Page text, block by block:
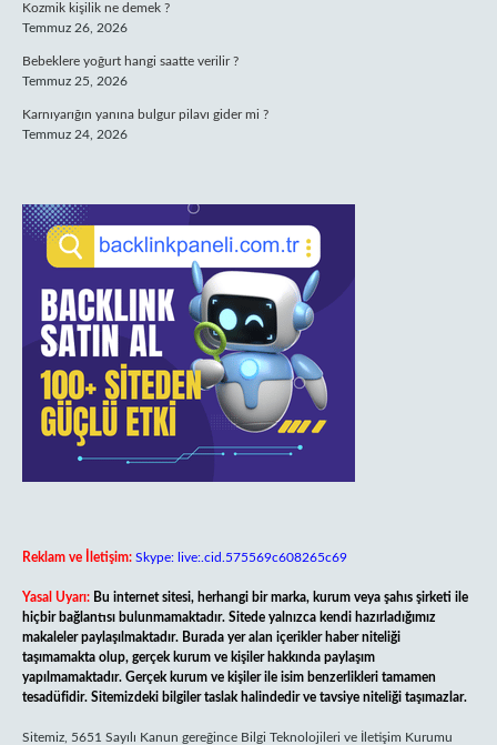
Kozmik kişilik ne demek ?
Temmuz 26, 2026
Bebeklere yoğurt hangi saatte verilir ?
Temmuz 25, 2026
Karnıyarığın yanına bulgur pilavı gider mi ?
Temmuz 24, 2026
Reklam ve İletişim: Skype: live:.cid.575569c608265c69
Yasal Uyarı: Bu internet sitesi, herhangi bir marka, kurum veya şahıs şirketi ile
hiçbir bağlantısı bulunmamaktadır. Sitede yalnızca kendi hazırladığımız
makaleler paylaşılmaktadır. Burada yer alan içerikler haber niteliği
taşımamakta olup, gerçek kurum ve kişiler hakkında paylaşım
yapılmamaktadır. Gerçek kurum ve kişiler ile isim benzerlikleri tamamen
tesadüfidir. Sitemizdeki bilgiler taslak halindedir ve tavsiye niteliği taşımazlar.
Sitemiz, 5651 Sayılı Kanun gereğince Bilgi Teknolojileri ve İletişim Kurumu